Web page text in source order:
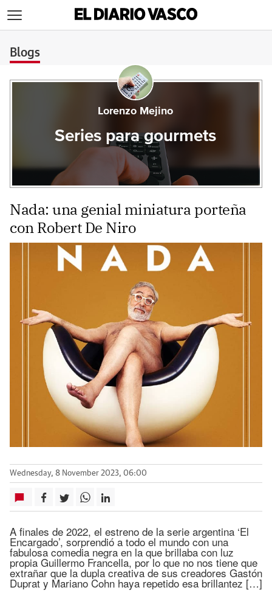
Blogs
Lorenzo Mejino
Series para gourmets
Nada: una genial miniatura porteña
con Robert De Niro
Wednesday, 8 November 2023, 06:00
A finales de 2022, el estreno de la serie argentina ‘El
Encargado’, sorprendió a todo el mundo con una
fabulosa comedia negra en la que brillaba con luz
propia Guillermo Francella, por lo que no nos tiene que
extrañar que la dupla creativa de sus creadores Gastón
Duprat y Mariano Cohn haya repetido esa brillantez […]